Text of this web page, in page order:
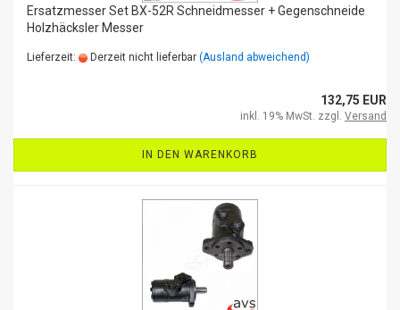
Ersatzmesser Set BX-52R Schneidmesser + Gegenschneide
Holzhäcksler Messer
Lieferzeit: Derzeit nicht lieferbar (Ausland abweichend)
132,75 EUR
inkl. 19% MwSt. zzgl. Versand
IN DEN WARENKORB